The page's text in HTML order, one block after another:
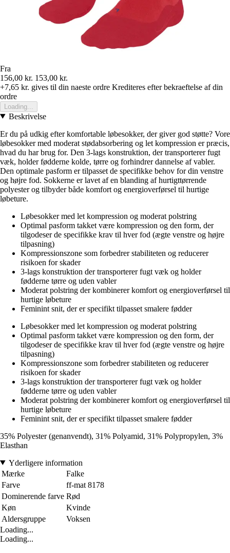
Fra
156,00 kr. 153,00 kr.
+7,65 kr. gives til din naeste ordre Krediteres efter bekraeftelse af din
ordre
Loading...
Beskrivelse
Er du på udkig efter komfortable løbesokker, der giver god støtte? Vore
løbesokker med moderat stødabsorbering og let kompression er præcis,
hvad du har brug for. Den 3-lags konstruktion, der transporterer fugt
væk, holder fødderne kolde, tørre og forhindrer dannelse af vabler.
Den optimale pasform er tilpasset de specifikke behov for din venstre
og højre fod. Sokkerne er lavet af en blanding af hurtigttørrende
polyester og tilbyder både komfort og energioverførsel til hurtige
løbeture.
Løbesokker med let kompression og moderat polstring
Optimal pasform takket være kompression og den form, der
tilgodeser de specifikke krav til hver fod (ægte venstre og højre
tilpasning)
Kompressionszone som forbedrer stabiliteten og reducerer
risikoen for skader
3-lags konstruktion der transporterer fugt væk og holder
fødderne tørre og uden vabler
Moderat polstring der kombinerer komfort og energioverførsel til
hurtige løbeture
Feminint snit, der er specifikt tilpasset smalere fødder
Løbesokker med let kompression og moderat polstring
Optimal pasform takket være kompression og den form, der
tilgodeser de specifikke krav til hver fod (ægte venstre og højre
tilpasning)
Kompressionszone som forbedrer stabiliteten og reducerer
risikoen for skader
3-lags konstruktion der transporterer fugt væk og holder
fødderne tørre og uden vabler
Moderat polstring der kombinerer komfort og energioverførsel til
hurtige løbeture
Feminint snit, der er specifikt tilpasset smalere fødder
35% Polyester (genanvendt), 31% Polyamid, 31% Polypropylen, 3%
Elasthan
Yderligere information
Mærke
Falke
Farve
ff-mat 8178
Dominerende farve Rød
Køn
Kvinde
Aldersgruppe
Voksen
Loading...
Loading...